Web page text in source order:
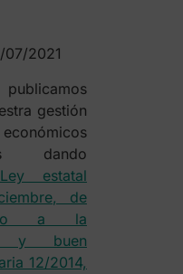
2021
gestión
dando
Ley estatal
de
a la
y buen
12/2014,